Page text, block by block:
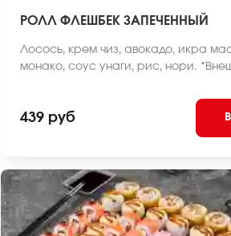
РОЛЛ ФЛЕШБЕК ЗАПЕЧЕННЫЙ
Лосось, крем чиз, авокадо, икра
монако, соус унаги, рис, нори.
439 руб